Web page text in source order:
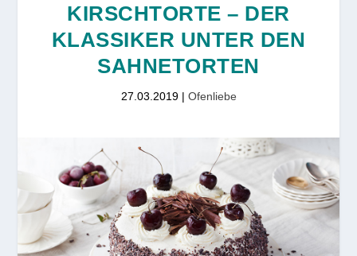
KIRSCHTORTE – DER
KLASSIKER UNTER DEN
SAHNETORTEN
27.03.2019| Ofenliebe